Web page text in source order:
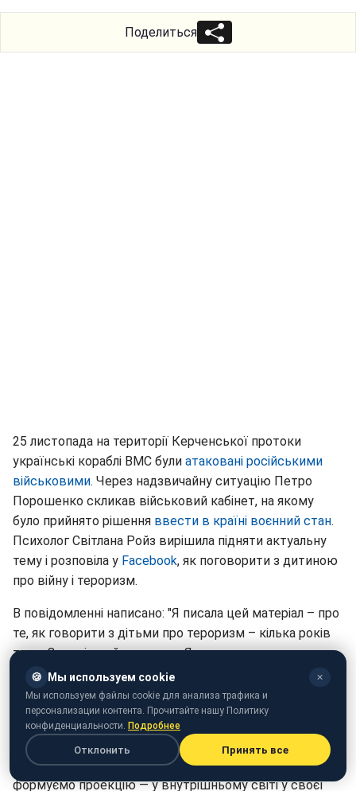
Поделиться
25 листопада на території Керченської протоки
українські кораблі ВМС були атаковані російськими
військовими. Через надзвичайну ситуацію Петро
Порошенко скликав військовий кабінет, на якому
було прийнято рішення ввести в країні воєнний стан.
Психолог Світлана Ройз вирішила підняти актуальну
тему і розповіла у Facebook, як поговорити з дитиною
про війну і тероризм.
В повідомленні написано: "Я писала цей матеріал – про
те, як говорити з дітьми про тероризм – кілька років
тому. Зараз інший контекст. Я зараз не встигаю
написати окремий текст про поточну ситуацію. Але
важливі дії і наші реакції – і при введенні військового
стану – незмінні".
Як каже Світлана, ми не можемо вплинути на світ —
ми можемо вплинути на себе у світі і на те, яку ми
формуємо проекцію — у внутрішньому світі у своєї
🍪 Мы используем cookie ✕
Мы используем файлы cookie для анализа трафика и
персонализации контента. Прочитайте нашу Политику
конфиденциальности. Подробнее
Отклонить Принять все